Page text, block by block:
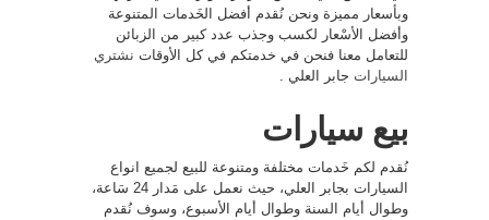
وبأسعار مميزة ونحن نُقدم أفضل الخَدمات المتنوعة
وأفضل الأسْعار لكسب وجذب عدد كبير من الزبائن
للتعامل معنا فنحن في خدمتكم في كل الأوقات نشتري
السيارات جابر العلي .
بيع سيارات
نُقدم لكم خَدمات مختلفة ومتنوعة للبيع لجميع انواع
السيارات بجابر العلي، حيث نعمل على مَدار 24 سَاعة،
وطوال أيام السنة وطوال أيام الأسبوع، وسوف نُقدم